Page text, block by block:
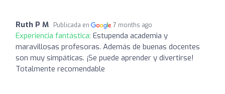
Ruth P M Publicada en 7 months ago
Experiencia fantástica: Estupenda academia y
maravillosas profesoras. Además de buenas docentes
son muy simpáticas. ¡Se puede aprender y divertirse!
Totalmente recomendable